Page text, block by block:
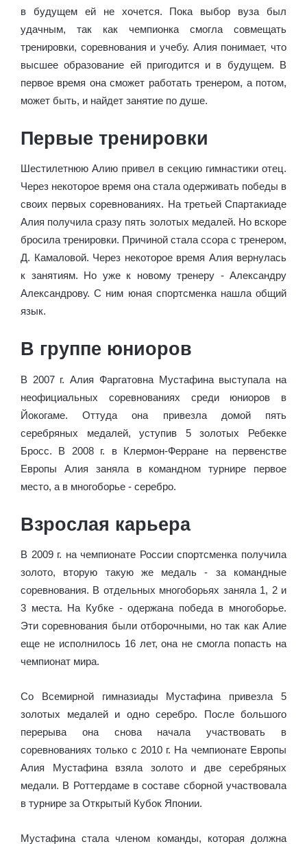
в будущем ей не хочется. Пока выбор вуза был
удачным, так как чемпионка смогла совмещать
тренировки, соревнования и учебу. Алия понимает, что
высшее образование ей пригодится и в будущем. В
первое время она сможет работать тренером, а потом,
может быть, и найдет занятие по душе.
Первые тренировки
Шестилетнюю Алию привел в секцию гимнастики отец.
Через некоторое время она стала одерживать победы в
своих первых соревнованиях. На третьей Спартакиаде
Алия получила сразу пять золотых медалей. Но вскоре
бросила тренировки. Причиной стала ссора с тренером,
Д. Камаловой. Через некоторое время Алия вернулась
к занятиям. Но уже к новому тренеру - Александру
Александрову. С ним юная спортсменка нашла общий
язык.
В группе юниоров
В 2007 г. Алия Фаргатовна Мустафина выступала на
неофициальных соревнованиях среди юниоров в
Йокогаме. Оттуда она привезла домой пять
серебряных медалей, уступив 5 золотых Ребекке
Бросс. В 2008 г. в Клермон-Ферране на первенстве
Европы Алия заняла в командном турнире первое
место, а в многоборье - серебро.
Взрослая карьера
В 2009 г. на чемпионате России спортсменка получила
золото, вторую такую же медаль - за командные
соревнования. В отдельных многоборьях заняла 1, 2 и
3 места. На Кубке - одержана победа в многоборье.
Эти соревнования были отборочными, но так как Алие
еще не исполнилось 16 лет, она не смогла попасть на
чемпионат мира.
Со Всемирной гимназиады Мустафина привезла 5
золотых медалей и одно серебро. После большого
перерыва она снова начала участвовать в
соревнованиях только с 2010 г. На чемпионате Европы
Алия Мустафина взяла золото и две серебряных
медали. В Роттердаме в составе сборной участвовала
в турнире за Открытый Кубок Японии.
Мустафина стала членом команды, которая должна